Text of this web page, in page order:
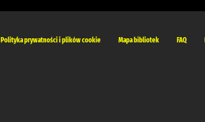
Polityka prywatności i plików cookie Mapa bibliotek FAQ